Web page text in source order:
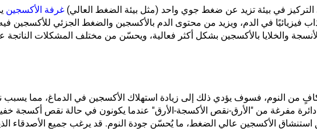
في بيئة تزيد عن ضغط جوي واحد (مثل بيئة الضغط العالي) غرفة الأكسجين
فيزيائيًا في الدم، ويزيد من محتوى الدم بالأكسجين والضغط الجزئي للأكسجين
والخلايا بالأكسجين بشكل أكثر فعالية، ويحسّن من مختلف المشكلات الناتجة
من النوم، فسوف يؤدي ذلك إلى زيادة استهلاك الأكسجين في الدماغ، مما يسبب
مفرغة من "الأرق-نقص الأكسجة-الأرق" عندما يكونون في حالة نقص أكسجة
الأكسجين عالي الضغط، ما يُحسّن جودة النوم. قد يرغب جميع الأصدقاء